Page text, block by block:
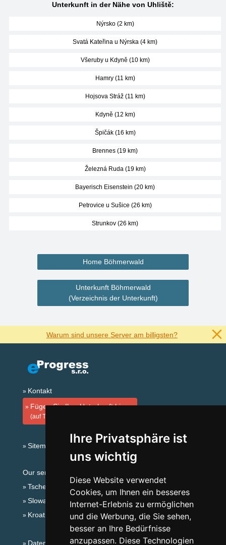
Ihre Privatsphäre ist
uns wichtig
Diese Website verwendet
Cookies, um Ihnen ein besseres
Internet-Erlebnis zu ermöglichen
und die Werbung, die Sie sehen,
besser an Ihre Bedürfnisse
anzupassen. Diese Technologien
Unterkunft in der Nähe von Uhliště:
Nýrsko (2 km)
Svatá Kateřina u Nýrska (4 km)
Všeruby u Kdyně (10 km)
Hamry (11 km)
Hojsova Stráž (11 km)
Kdyně (12 km)
Špičák (16 km)
Brennes (19 km)
Železná Ruda (19 km)
Bayerisch Eisenstein (20 km)
Petrovice u Sušice (26 km)
Strunkov (26 km)
Home Böhmerwald
Unterkunft Böhmerwald
(Verzeichnis der Unterkunft)
Warum sind unsere Server am billigsten?
Kontakt
Fügen Sie Ihre Unterkunft hinzu
(auf Tschechisch)
Sitemap
Our servers:
Tschechische Gebirge
Slowakische Gebirge
Kroatien
Datenschutz